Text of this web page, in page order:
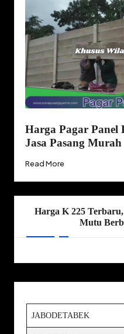
Harga Pagar Panel
Jasa Pasang Murah
Read More
Harga K 225
Mutu
JABODETABEK